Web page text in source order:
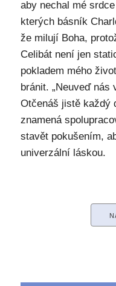
aby nechal mé
kterých básník
že milují Boha,
Celibát není jen
pokladem mého
bránit. „Neuveď nás
Otčenáš jistě každý
znamená
stavět pokušením,
univerzální láskou.